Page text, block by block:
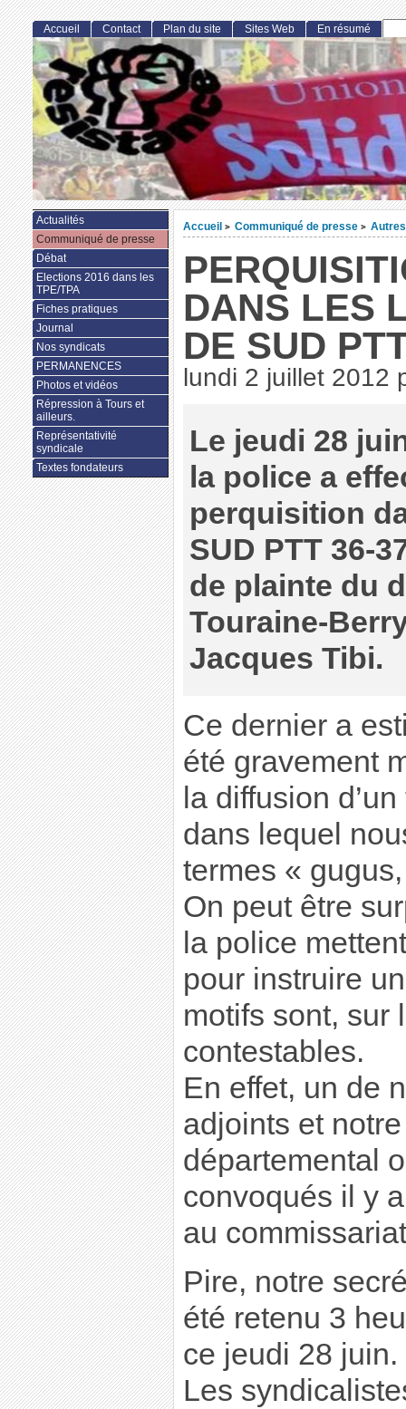
Accueil > Communiqué de presse >
DANS LES
DE SUD
lundi 2 juillet 2012
Le jeudi 28
la police a
perquisition
SUD PTT 36-
de plainte du
Touraine-
Jacques Tibi.
Ce dernier a
été gravement
la diffusion
dans lequel
termes «
On peut être
la police
pour instruire
motifs sont, sur
contestables.
En effet, un de
adjoints et
départemental
convoqués il y
au
Pire, notre
été retenu 3
ce jeudi 28 juin.
Les
Accueil Contact Plan du site Sites Web En résumé
Actualités
Communiqué de presse
Débat
Elections 2016 dans les
TPE/TPA
Fiches pratiques
Journal
Nos syndicats
PERMANENCES
Photos et vidéos
Répression à Tours et
ailleurs.
Représentativité
syndicale
Textes fondateurs